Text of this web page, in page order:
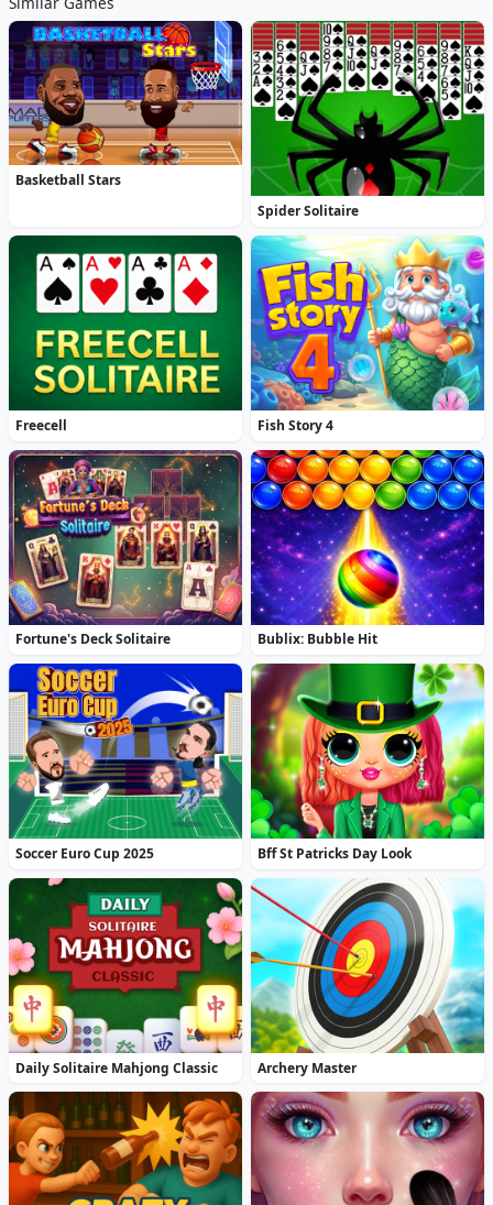
Basketball Stars
Spider Solitaire
Freecell Fish Story 4
Fortune's Deck Solitaire Bublix: Bubble Hit
Soccer Euro Cup 2025 Bff St Patricks Day Look
Daily Solitaire Mahjong Classic Archery Master